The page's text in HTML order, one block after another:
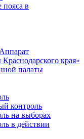
пояса в
края»
палаты
контроль
на выборах
в действии